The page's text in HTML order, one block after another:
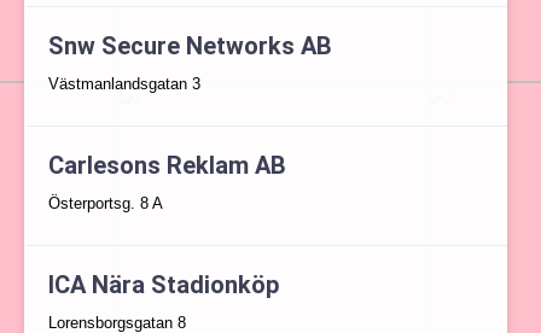
Snw Secure Networks AB
Västmanlandsgatan 3
Carlesons Reklam AB
Österportsg. 8 A
ICA Nära Stadionköp
Lorensborgsgatan 8